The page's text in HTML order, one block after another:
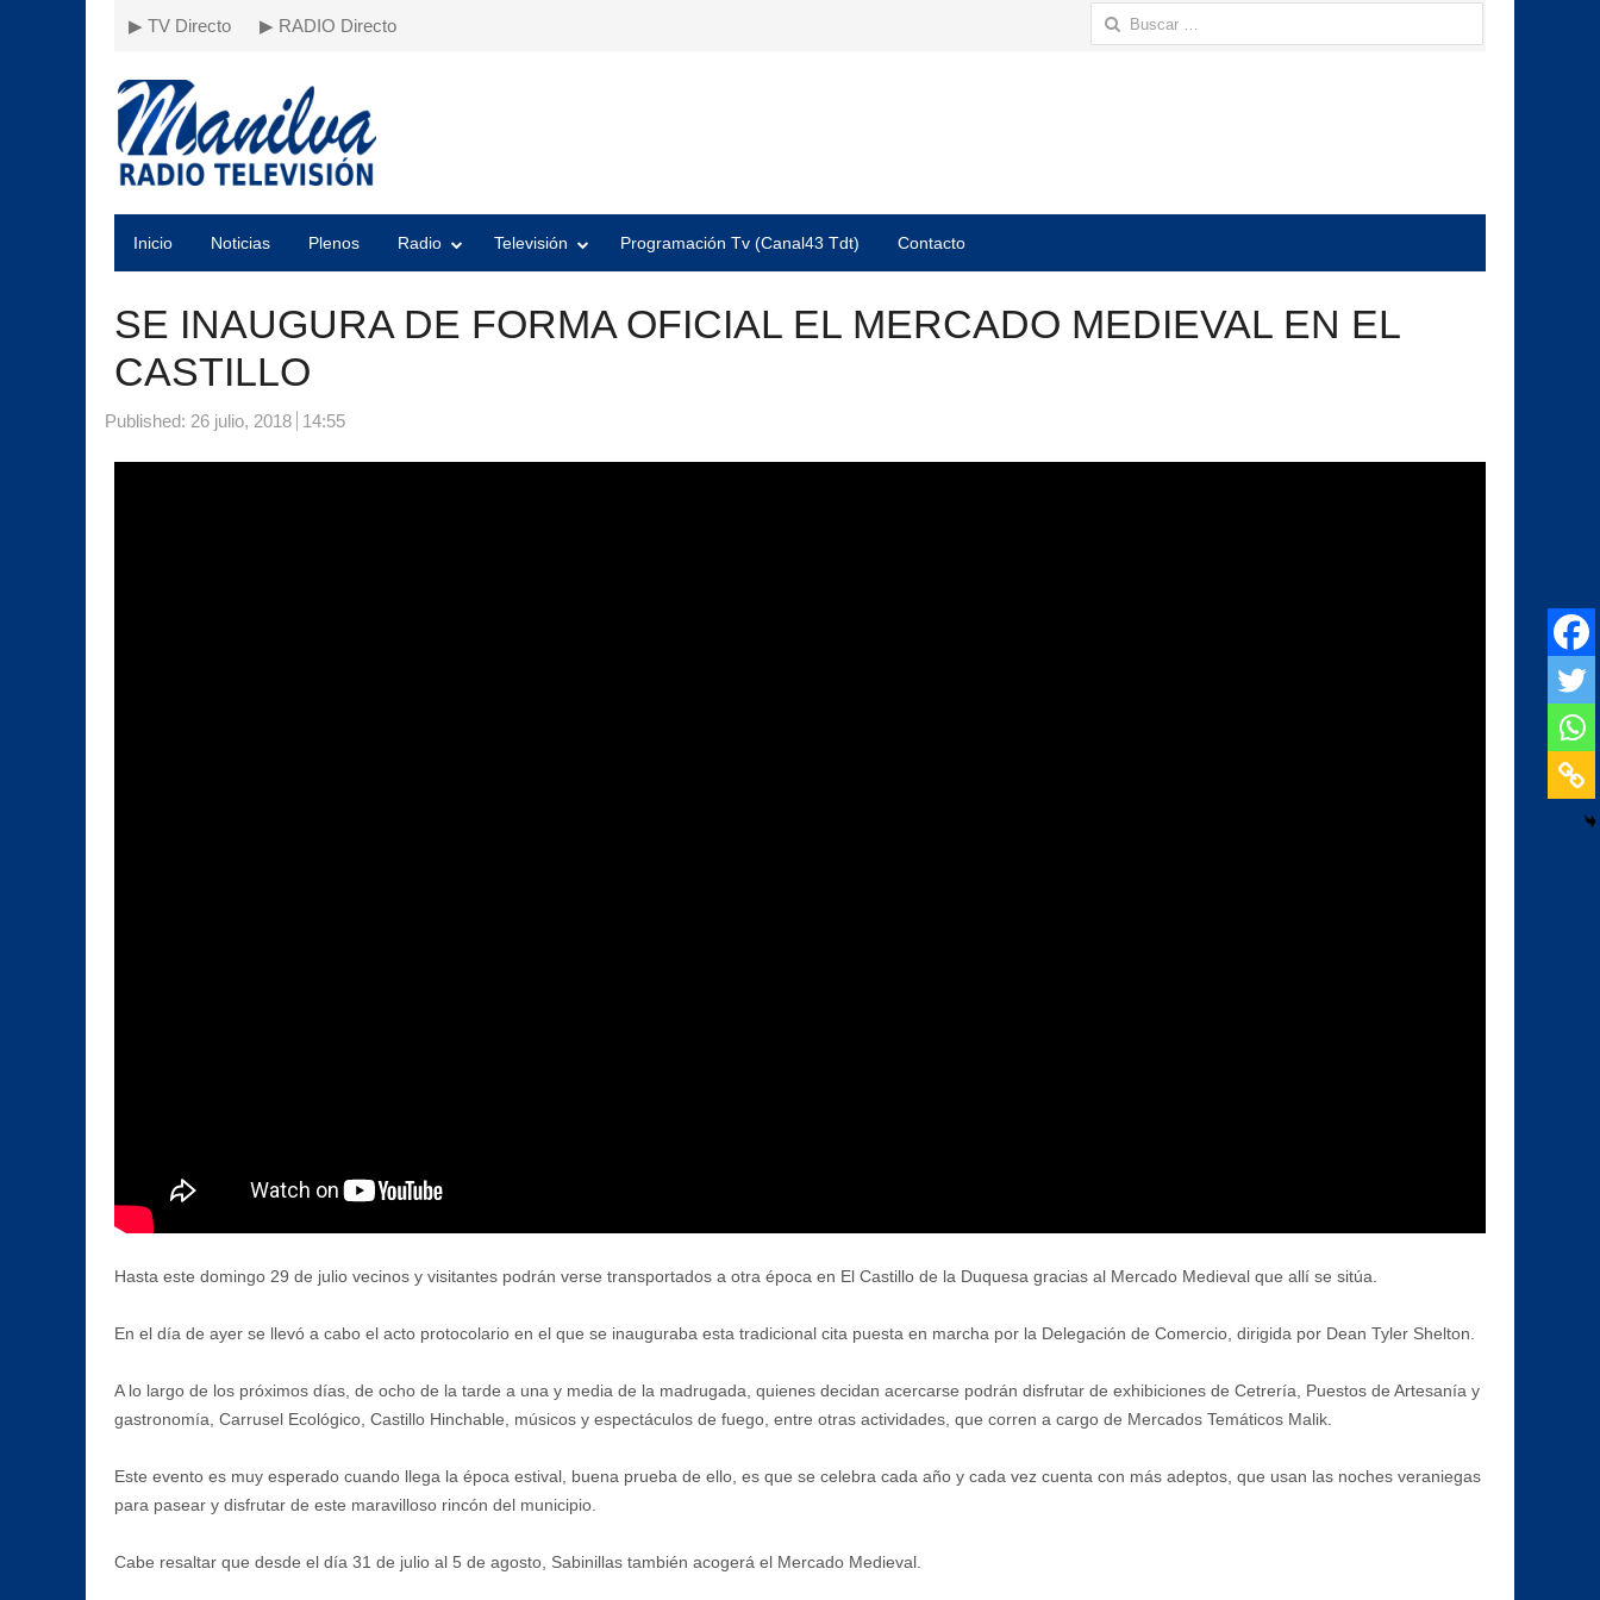
▶ TV Directo ▶ RADIO Directo Buscar:
Inicio Noticias Plenos Radio Televisión Programación Tv (Canal43 Tdt) Contacto
SE INAUGURA DE FORMA OFICIAL EL MERCADO MEDIEVAL EN EL
CASTILLO
Published: 26 julio, 2018 14:55
Hasta este domingo 29 de julio vecinos y visitantes podrán verse transportados a otra época en El Castillo de la Duquesa gracias al Mercado Medieval que allí se sitúa.
En el día de ayer se llevó a cabo el acto protocolario en el que se inauguraba esta tradicional cita puesta en marcha por la Delegación de Comercio, dirigida por Dean Tyler Shelton.
A lo largo de los próximos días, de ocho de la tarde a una y media de la madrugada, quienes decidan acercarse podrán disfrutar de exhibiciones de Cetrería, Puestos de Artesanía y
gastronomía, Carrusel Ecológico, Castillo Hinchable, músicos y espectáculos de fuego, entre otras actividades, que corren a cargo de Mercados Temáticos Malik.
Este evento es muy esperado cuando llega la época estival, buena prueba de ello, es que se celebra cada año y cada vez cuenta con más adeptos, que usan las noches veraniegas
para pasear y disfrutar de este maravilloso rincón del municipio.
Cabe resaltar que desde el día 31 de julio al 5 de agosto, Sabinillas también acogerá el Mercado Medieval.